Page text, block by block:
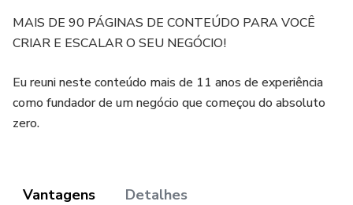
MAIS DE 90 PÁGINAS DE CONTEÚDO PARA VOCÊ
CRIAR E ESCALAR O SEU NEGÓCIO!
Eu reuni neste conteúdo mais de 11 anos de experiência
como fundador de um negócio que começou do absoluto
zero.
Vantagens Detalhes